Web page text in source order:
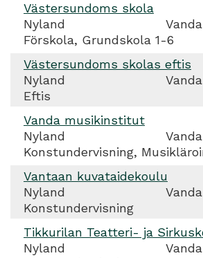
Västersundoms skola
Nyland
Vanda
Förskola, Grundskola 1-6
Västersundoms skolas eftis
Nyland
Vanda
Eftis
Vanda musikinstitut
Nyland
Vanda
Konstundervisning,
Vantaan kuvataidekoulu
Nyland
Vanda
Konstundervisning
Tikkurilan Teatteri- ja
Nyland
Vanda